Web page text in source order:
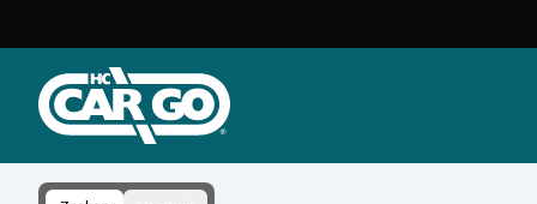
Download
Contact